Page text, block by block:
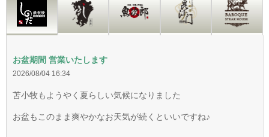
お盆期間 営業いたします
2026/08/04 16:34
苫小牧もようやく夏らしい気候になりました
お盆もこのまま爽やかなお天気が続くといいですね♪